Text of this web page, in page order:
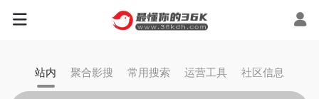
站内 聚合影搜 常用搜索 运营工具 社区信息